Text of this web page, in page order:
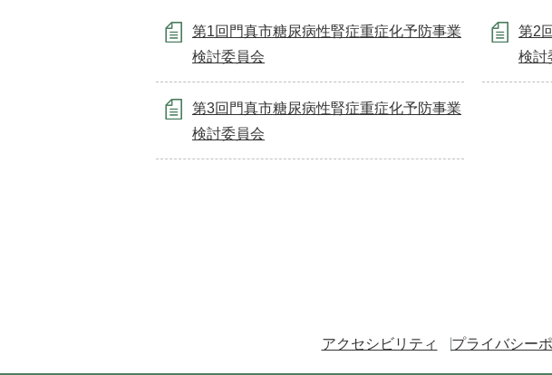
第1回門真市糖尿病性腎症重症化予防事業
検討委員会
第2
検討
第3回門真市糖尿病性腎症重症化予防事業
検討委員会
アクセシビリティ プライバシー